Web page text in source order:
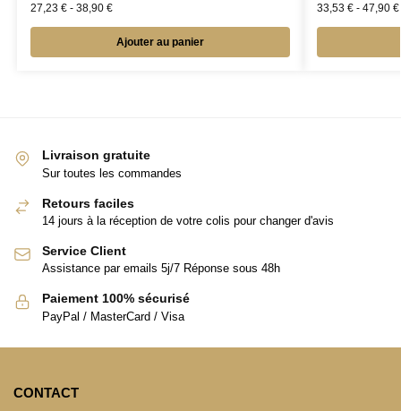
27,23 €- 38,90 €
Ajouter au panier
33,53 €- 47,90 €
Livraison gratuite
Sur toutes les commandes
Retours faciles
14 jours à la réception de votre colis pour changer d'avis
Service Client
Assistance par emails 5j/7 Réponse sous 48h
Paiement 100% sécurisé
PayPal / MasterCard / Visa
CONTACT